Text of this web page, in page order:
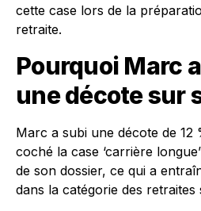
cette case lors de la
retraite.
Pourquoi Marc
une décote sur
Marc a subi une décote de 12
coché la case ‘carrière
de son dossier, ce qui a
dans la catégorie des retraites